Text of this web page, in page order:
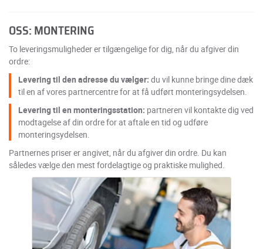
OSS: MONTERING
To leveringsmuligheder er tilgængelige for dig, når du afgiver din
ordre:
Levering til den adresse du vælger: du vil kunne bringe dine dæk
til en af vores partnercentre for at få udført monteringsydelsen.
Levering til en monteringsstation: partneren vil kontakte dig ved
modtagelse af din ordre for at aftale en tid og udføre
monteringsydelsen.
Partnernes priser er angivet, når du afgiver din ordre. Du kan
således vælge den mest fordelagtige og praktiske mulighed.